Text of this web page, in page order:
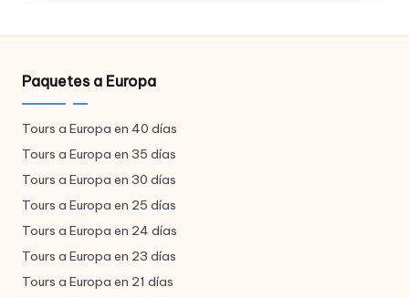
Paquetes a Europa
Tours a Europa en 40 días
Tours a Europa en 35 días
Tours a Europa en 30 días
Tours a Europa en 25 días
Tours a Europa en 24 días
Tours a Europa en 23 días
Tours a Europa en 21 días